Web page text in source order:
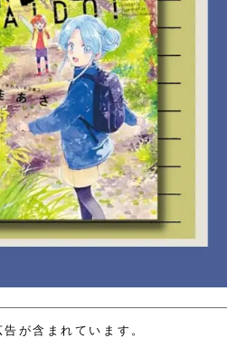
が含まれています。